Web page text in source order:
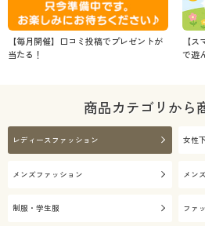
【毎月開催】口コミ投稿でプレゼントが
当たる！
【
で遊
商品カテゴリから
レディースファッション 女性
メンズファッション メン
制服・学生服 ファ